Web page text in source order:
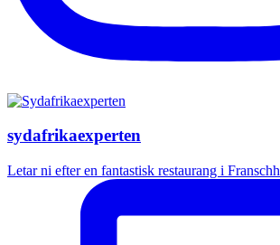
sydafrikaexperten
Letar ni efter en fantastisk restaurang i Franschh